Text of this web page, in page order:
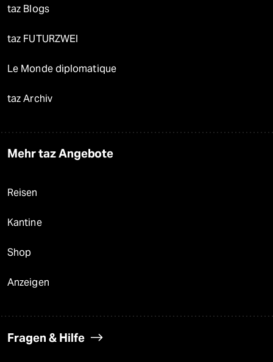
taz Blogs
taz FUTURZWEI
Le Monde diplomatique
taz Archiv
Mehr taz Angebote
Reisen
Kantine
Shop
Anzeigen
Fragen & Hilfe